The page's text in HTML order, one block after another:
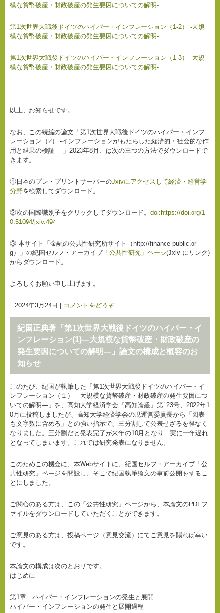
模な貨幣破産・財政破産の発生要因についての解明-
第1次世界大戦後ドイツのハイパー・インフレーション（1-2） -大規
模な貨幣破産・財政破産の発生要因についての解明-
第1次世界大戦後ドイツのハイパー・インフレーション（1-3） -大規
模な貨幣破産・財政破産の発生要因についての解明-
以上、お知らせです。
なお、この続編の論文「第1次世界大戦後ドイツのハイパー・インフ
レーション（2） -インフレーションがもたらした経済的・社会的な作
用と結果の検証 ―」2023年8月、は次の三つの方法でダウンロードで
きます。
①日本のプレ・プリントサーバーのJxivにアクセスして経済・経営学
分野を検索してダウンロード。
②次の国際識別子をクリックしてダウンロード。 doi:https://doi.org/1
0.51094/jxiv.494
③ 本サイト「金融の公共性研究所サイト（http://finance-public.or
g）」の紀国セルフ・アーカイブ 「公共性研究」ページ(Jxiv にリンク)
からダウンロード。
よろしくお願い申し上げます。
2024年3月24日 コメントをどうぞ
紀国正典著「第1次世界大戦後ドイツのハイパー・イ
ンフレーション(1)―大規模な貨幣破産・財政破産の
発生要因についての解明―」論文の構成と概容のお
知らせ
このたび、紀国が執筆した「第1次世界大戦後ドイツのハイパー・イ
ンフレーション（１）―大規模な貨幣破産・財政破産の発生要因につ
いての解明―」を、高知大学経済学会『高知論叢』第123号、2022年1
0月に投稿しましたが、高知大学経済学会の現運営委員長から「図表
も文字数に含めろ」との強い指示で、三分割して公表せざるを得なく
なりました。三分割だと発表完了が来年の10月となり、実に一年遅れ
となってしまいます。これでは研究発表になりません。
このためこの機会に、本Webサイトに、紀国セルフ・アーカイブ「公
共性研究」ページを開設し、そこで紀国執筆論文の事前公開をするこ
とにしました。
ご関心のある方は、この「公共性研究」ページから、本論文のPDFフ
ァイルをダウンロードしていただくことができます。
ご意見のある方は、投稿ページ（意見交流）にてご意見を賜れば幸い
です。
本論文の構成は次のとおりです。
はじめに
第1章 ハイパー・インフレーションの発生と展開
ハイパー・インフレーションの発生と展開過程